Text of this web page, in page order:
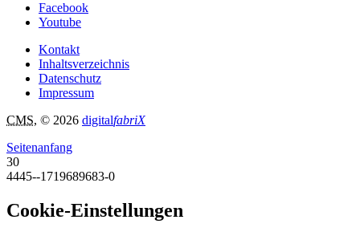
Facebook
Youtube
Kontakt
Inhaltsverzeichnis
Datenschutz
Impressum
CMS, © 2026 digitalfabriX
Seitenanfang
30
4445--1719689683-0
Cookie-Einstellungen